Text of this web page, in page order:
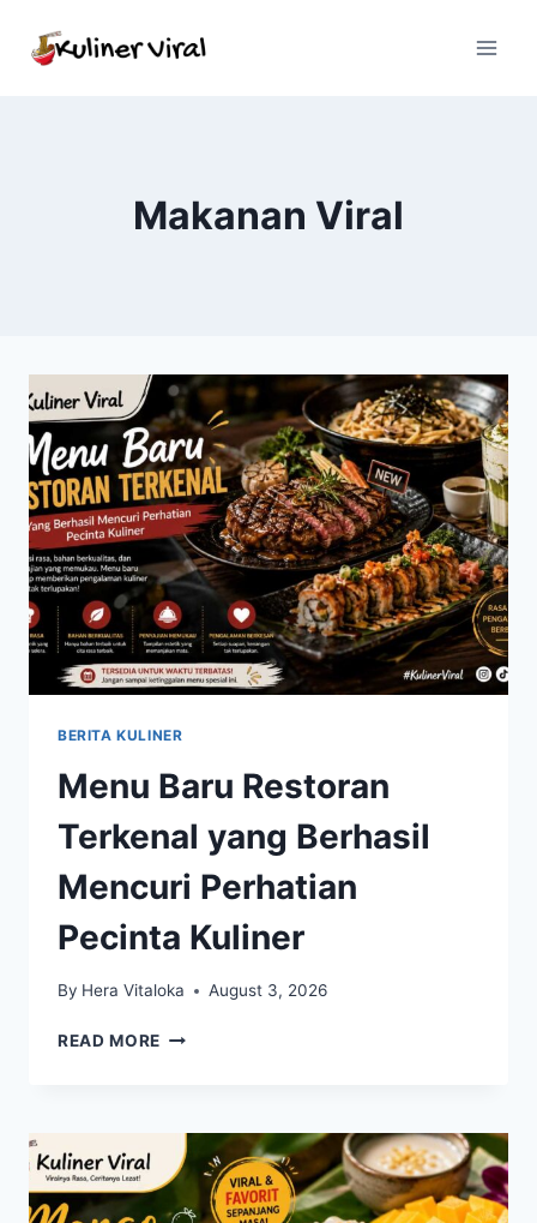
Makanan Viral
BERITA KULINER
Menu Baru Restoran
Terkenal yang Berhasil
Mencuri Perhatian
Pecinta Kuliner
By Hera Vitaloka August 3, 2026
READ MORE MENU
YANG
BERHASIL
MENCURI
PERHATIAN